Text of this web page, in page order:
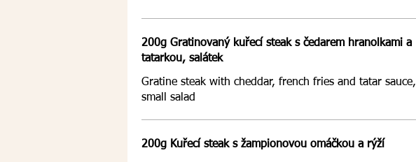
200g Gratinovaný kuřecí steak s čedarem hranolkami a
tatarkou, salátek
Gratine steak with cheddar, french fries and tatar sauce,
small salad
200g Kuřecí steak s žampionovou omáčkou a rýží